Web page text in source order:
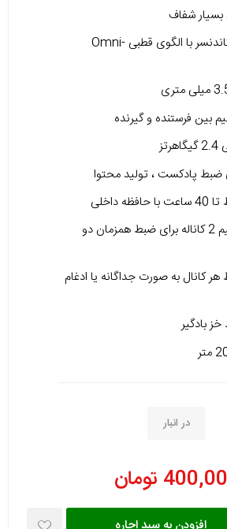
شفاف
میکروفون کاندنسر با الگوی قطبی Omni-
بین فرستنده و گیرنده
ضبط پادکست ، تولید محتوا
داخلی
دارای بی سیم 2 کاناله برای ضبط همزمان دو
کانال به صورت جداگانه یا ادغام
در انبار
تومان